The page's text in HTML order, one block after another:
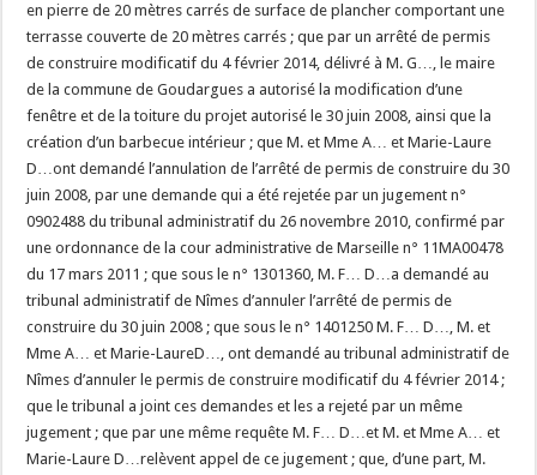
en pierre de 20 mètres carrés de surface de plancher comportant une
terrasse couverte de 20 mètres carrés ; que par un arrêté de permis
de construire modificatif du 4 février 2014, délivré à M. G…, le maire
de la commune de Goudargues a autorisé la modification d’une
fenêtre et de la toiture du projet autorisé le 30 juin 2008, ainsi que la
création d’un barbecue intérieur ; que M. et Mme A… et Marie-Laure
D…ont demandé l’annulation de l’arrêté de permis de construire du 30
juin 2008, par une demande qui a été rejetée par un jugement n°
0902488 du tribunal administratif du 26 novembre 2010, confirmé par
une ordonnance de la cour administrative de Marseille n° 11MA00478
du 17 mars 2011 ; que sous le n° 1301360, M. F… D…a demandé au
tribunal administratif de Nîmes d’annuler l’arrêté de permis de
construire du 30 juin 2008 ; que sous le n° 1401250 M. F… D…, M. et
Mme A… et Marie-LaureD…, ont demandé au tribunal administratif de
Nîmes d’annuler le permis de construire modificatif du 4 février 2014 ;
que le tribunal a joint ces demandes et les a rejeté par un même
jugement ; que par une même requête M. F… D…et M. et Mme A… et
Marie-Laure D…relèvent appel de ce jugement ; que, d’une part, M.